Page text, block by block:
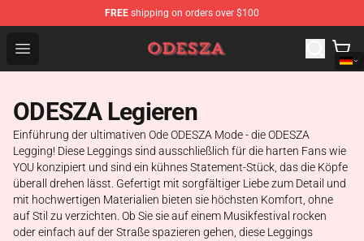
FREE shipping on orders over $100
Open menu
ODESZA Shop - Official ODESZA Merchandise Store
ODESZA Legieren
Einführung der ultimativen Ode ODESZA Mode - die ODESZA
Legging! Diese Leggings sind ausschließlich für die harten Fans wie
YOU konzipiert und sind ein kühnes Statement-Stück, das die Köpfe
überall drehen lässt. Gefertigt mit sorgfältiger Liebe zum Detail und
mit hochwertigen Materialien bieten sie höchsten Komfort, ohne
auf Stil zu verzichten. Ob Sie sie auf einem Musikfestival rocken
oder einfach auf der Straße spazieren gehen, diese Leggings